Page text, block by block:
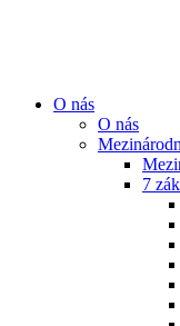
O nás
O nás
7